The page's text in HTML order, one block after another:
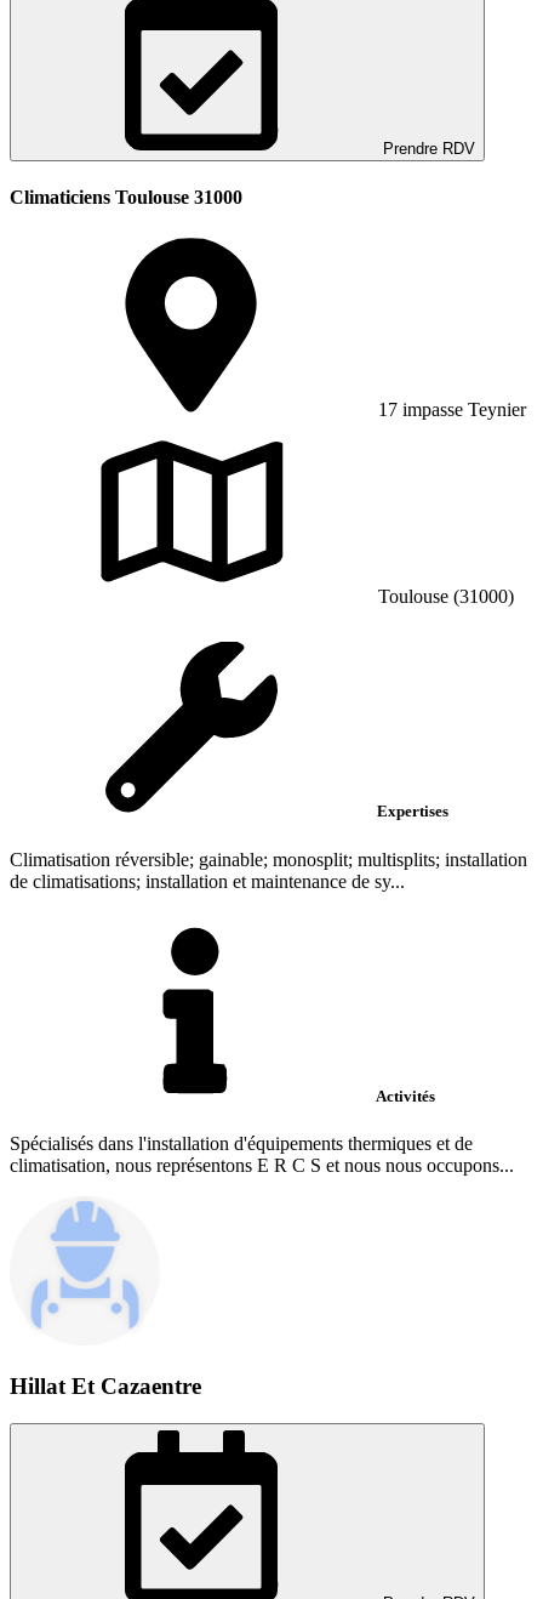
Prendre RDV
Climaticiens Toulouse 31000
17 impasse Teynier
Toulouse (31000)
Expertises
Climatisation réversible; gainable; monosplit; multisplits; installation
de climatisations; installation et maintenance de sy...
Activités
Spécialisés dans l'installation d'équipements thermiques et de
climatisation, nous représentons E R C S et nous nous occupons...
Hillat Et Cazaentre